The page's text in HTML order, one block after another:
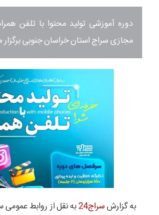
دوره آموزشی تولید محتوا با تلفن
مجازی سراج استان خراسان جنوبی
به گزارشسراج24
به نقل از روابط